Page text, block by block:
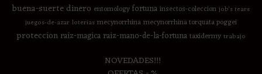
buena-suertedinero entomologyfortunainsectos-coleccion job's tears
juegos-de-azar loterias mecynorrhinamecynorrhina torquata poggei
proteccion raiz-magica raiz-mano-de-la-fortunataxidermy trabajo
NOVEDADES!!!